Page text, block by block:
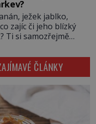
a napovídá, kde
[…]zkušených
ní ale objeví
hmatatelnějšího.
kometu!
mravenčí prací
snímky v rámci
energie […]
ježek jablko,
zajíc či jeho blízký
Ti si samozřejmě
o potravě
mýty? Pokud máte
mrkev mu dát
mu i bude
měl by ji mít jen
pamlsek. […]
ČLÁNKY